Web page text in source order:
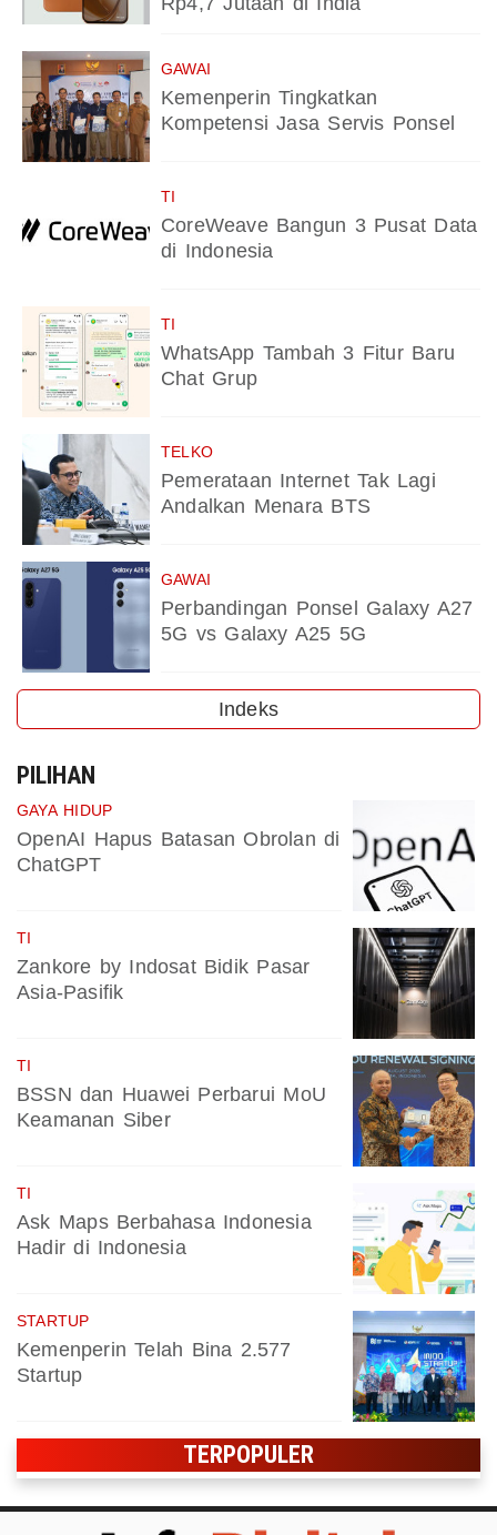
GAWAI
Kemenperin Tingkatkan
Kompetensi Jasa Servis Ponsel
TI
CoreWeave Bangun 3 Pusat Data
di Indonesia
TI
WhatsApp Tambah 3 Fitur Baru
Chat Grup
TELKO
Pemerataan Internet Tak Lagi
Andalkan Menara BTS
GAWAI
Perbandingan Ponsel Galaxy A27
5G vs Galaxy A25 5G
Indeks
PILIHAN
GAYA HIDUP
OpenAI Hapus Batasan Obrolan di
ChatGPT
TI
Zankore by Indosat Bidik Pasar
Asia-Pasifik
TI
BSSN dan Huawei Perbarui MoU
Keamanan Siber
TI
Ask Maps Berbahasa Indonesia
Hadir di Indonesia
STARTUP
Kemenperin Telah Bina 2.577
Startup
TERPOPULER